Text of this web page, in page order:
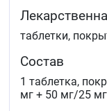
таблетки,
Состав
1 таблетка,
мг + 50 мг/25